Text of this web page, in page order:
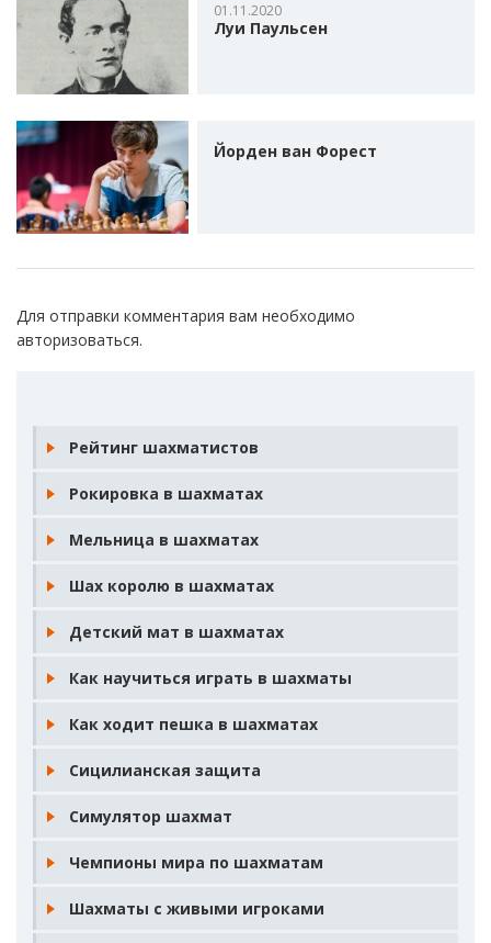
01.11.2020
Луи Паульсен
Йорден ван Форест
Для отправки комментария вам необходимо
авторизоваться.
Рейтинг шахматистов
Рокировка в шахматах
Мельница в шахматах
Шах королю в шахматах
Детский мат в шахматах
Как научиться играть в шахматы
Как ходит пешка в шахматах
Сицилианская защита
Симулятор шахмат
Чемпионы мира по шахматам
Шахматы с живыми игроками